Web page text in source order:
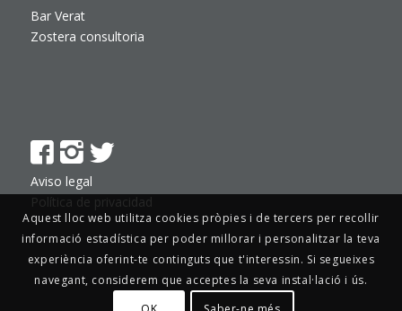
Bar Verat
Zostera consultoria
Aviso legal
Política de privacidad
Aquest lloc web utilitza cookies pròpies i de tercers per recollir
informació estadística per poder millorar i personalitzar la teva
experiència oferint-te continguts que t'interessin. Si segueixes
navegant, considerem que acceptes la seva instal·lació i ús.